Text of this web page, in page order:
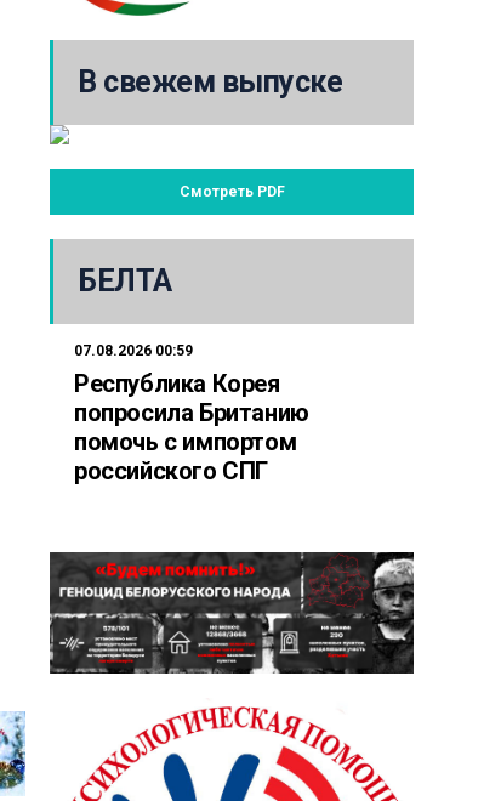
В свежем выпуске
Смотреть PDF
БЕЛТА
07.08.2026 00:59
Республика Корея
попросила Британию
помочь с импортом
российского СПГ